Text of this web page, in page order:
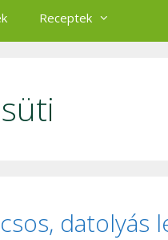
Receptek
datolyás